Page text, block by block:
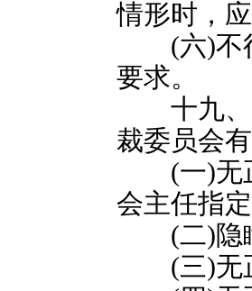
情形时，
(六)不得
要求。
十九、
裁委员会
(一)无正
会主任指
(二)隐瞒
(三)无正